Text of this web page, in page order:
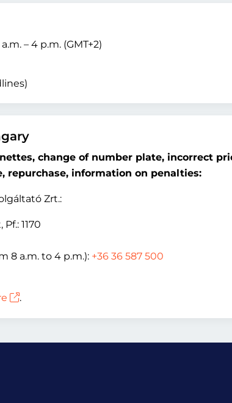
– 4 p.m. (GMT+2)
change of number plate, incorrect
repurchase, information on penalties:
Zrt.:
1170
8 a.m. to 4 p.m.): +36 36 587 500
.